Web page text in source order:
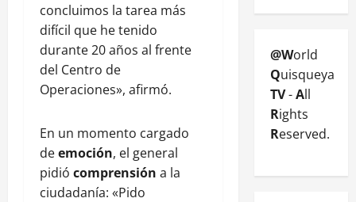
concluimos la tarea más
difícil que he tenido
durante 20 años al frente
del Centro de
Operaciones», afirmó.
En un momento cargado
deemoción, el general
pidió comprensión a la
ciudadanía: «Pido
@World
Quisqueya
TV-All
Rights
Reserved.